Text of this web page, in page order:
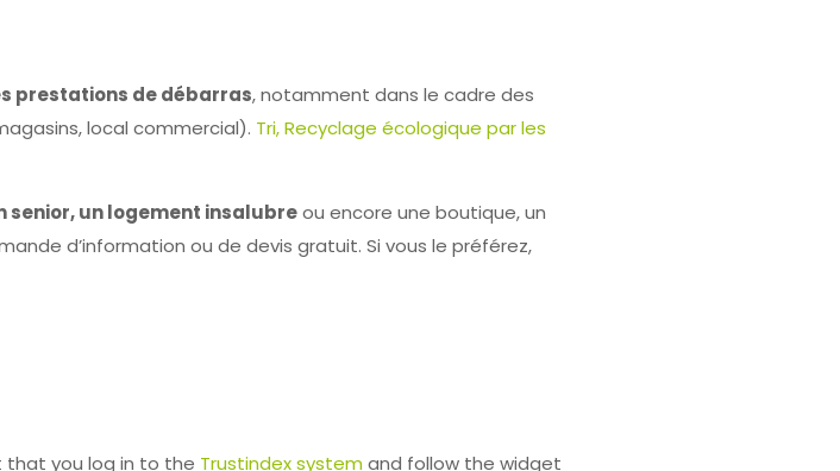
prestations de débarras, notamment dans le cadre des
local commercial). Tri, Recyclage écologique par les
senior, un logement insalubreou encore une boutique, un
d’information ou de devis gratuit. Si vous le préférez,
that you log in to the Trustindex system and follow the widget